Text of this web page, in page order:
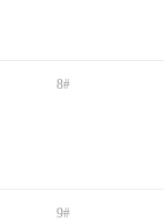
8#
9#